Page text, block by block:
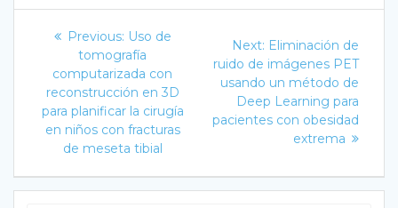
Navegación
entradas
Previous: Previous
post:
Uso de
tomografía
computarizada con
reconstrucción en 3D
para planificar la cirugía
en niños con fracturas
de meseta tibial
Next: Next
post:
Eliminación de
ruido de imágenes PET
usando un método de
Deep Learning para
pacientes con obesidad
extrema